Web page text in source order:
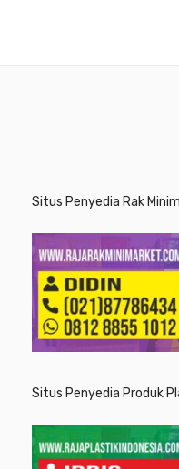
Situs Penyedia Rak
Situs Penyedia Produk